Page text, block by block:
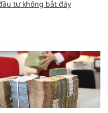
tư không bắt đáy